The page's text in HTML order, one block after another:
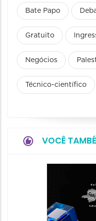
Bate Papo
Gratuito
Negócios
Técnico-científico
VOCÊ